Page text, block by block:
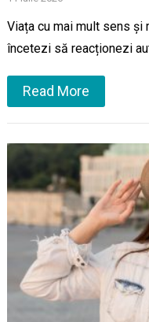
Viața cu mai mult sens și
încetezi să reacționezi
Read More